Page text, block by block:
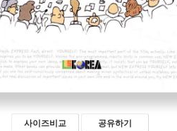
사이즈비교 공유하기